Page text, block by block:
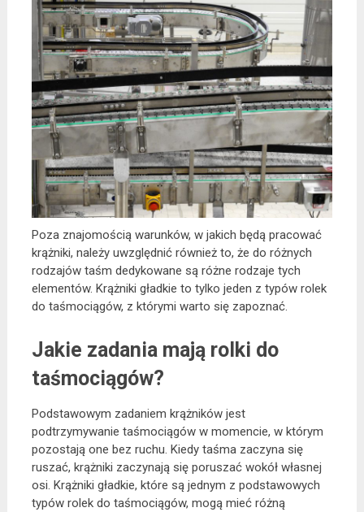
Poza znajomością warunków, w jakich będą pracować
krążniki, należy uwzględnić również to, że do różnych
rodzajów taśm dedykowane są różne rodzaje tych
elementów. Krążniki gładkie to tylko jeden z typów rolek
do taśmociągów, z którymi warto się zapoznać.
Jakie zadania mają rolki do
taśmociągów?
Podstawowym zadaniem krążników jest
podtrzymywanie taśmociągów w momencie, w którym
pozostają one bez ruchu. Kiedy taśma zaczyna się
ruszać, krążniki zaczynają się poruszać wokół własnej
osi. Krążniki gładkie, które są jednym z podstawowych
typów rolek do taśmociągów, mogą mieć różną